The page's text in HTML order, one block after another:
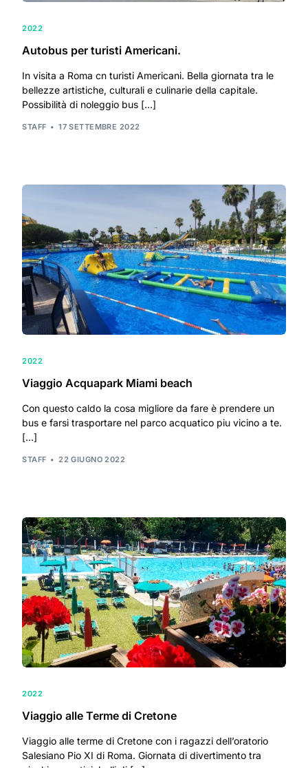
2022
Autobus per turisti Americani.
In visita a Roma cn turisti Americani. Bella giornata tra le
bellezze artistiche, culturali e culinarie della capitale.
Possibilità di noleggio bus […]
STAFF 17 SETTEMBRE 2022
2022
Viaggio Acquapark Miami beach
Con questo caldo la cosa migliore da fare è prendere un
bus e farsi trasportare nel parco acquatico piu vicino a te.
[…]
STAFF 22 GIUGNO 2022
2022
Viaggio alle Terme di Cretone
Viaggio alle terme di Cretone con i ragazzi dell’oratorio
Salesiano Pio XI di Roma. Giornata di divertimento tra